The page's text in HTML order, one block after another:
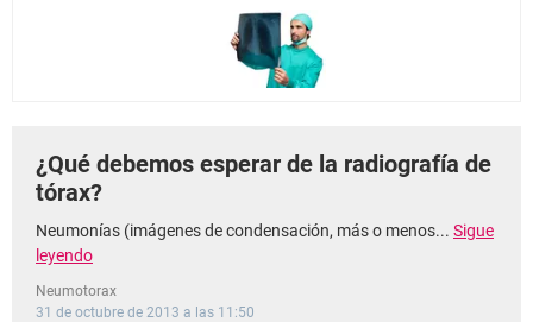
¿Qué debemos esperar de la radiografía de
tórax?
Neumonías (imágenes de condensación, más o menos... Sigue
leyendo
Neumotorax
31 de octubre de 2013 a las 11:50